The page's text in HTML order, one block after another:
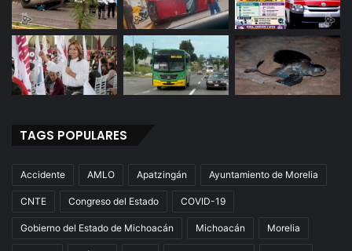
TAGS POPULARES
Accidente AMLO Apatzingán Ayuntamiento de Morelia
CNTE Congreso del Estado COVID-19
Gobierno del Estado de Michoacán Michoacán Morelia